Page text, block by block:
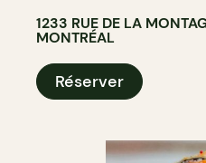
1233 RUE DE LA
MONTRÉAL
Réserver